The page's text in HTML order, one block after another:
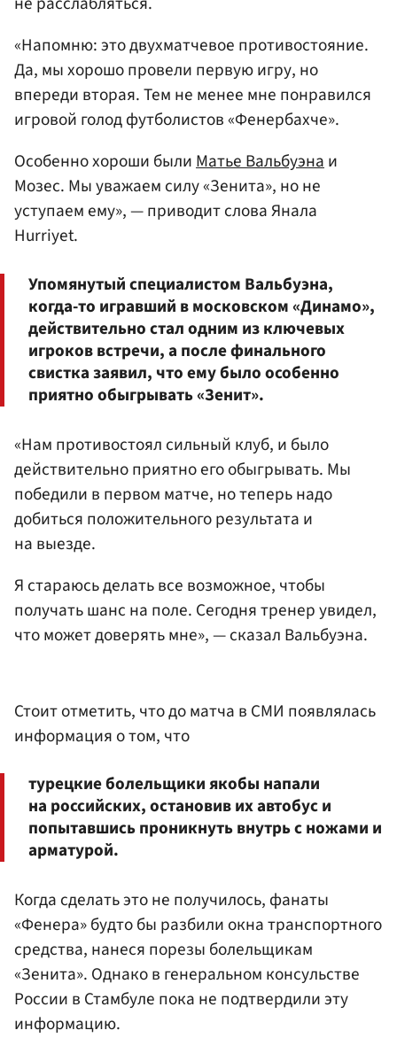
«Напомню: это двухматчевое противостояние.
Да, мы хорошо провели первую игру, но
впереди вторая. Тем не менее мне понравился
игровой голод футболистов «Фенербахче».
Особенно хороши былиМатье Вальбуэнаи
Мозес. Мы уважаем силу «Зенита», но не
уступаем ему», — приводит слова Янала
Hurriyet.
Упомянутый специалистом Вальбуэна,
когда-то игравший в московском «Динамо»,
действительно стал одним из ключевых
игроков встречи, а после финального
свистка заявил, что ему было особенно
приятно обыгрывать «Зенит».
«Нам противостоял сильный клуб, и было
действительно приятно его обыгрывать. Мы
победили в первом матче, но теперь надо
добиться положительного результата и
на выезде.
Я стараюсь делать все возможное, чтобы
получать шанс на поле. Сегодня тренер увидел,
что может доверять мне», — сказал Вальбуэна.
Стоит отметить, что до матча в СМИ появлялась
информация о том, что
турецкие болельщики якобы напали
на российских, остановив их автобус и
попытавшись проникнуть внутрь с ножами и
арматурой.
Когда сделать это не получилось, фанаты
«Фенера» будто бы разбили окна транспортного
средства, нанеся порезы болельщикам
«Зенита». Однако в генеральном консульстве
России в Стамбуле пока не подтвердили эту
информацию.